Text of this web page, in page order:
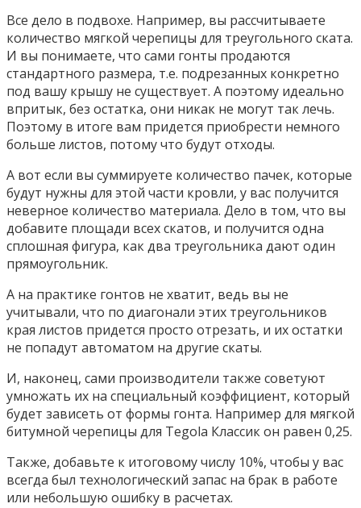
Все дело в подвохе. Например, вы рассчитываете
количество мягкой черепицы для треугольного ската.
И вы понимаете, что сами гонты продаются
стандартного размера, т.е. подрезанных конкретно
под вашу крышу не существует. А поэтому идеально
впритык, без остатка, они никак не могут так лечь.
Поэтому в итоге вам придется приобрести немного
больше листов, потому что будут отходы.
А вот если вы суммируете количество пачек, которые
будут нужны для этой части кровли, у вас получится
неверное количество материала. Дело в том, что вы
добавите площади всех скатов, и получится одна
сплошная фигура, как два треугольника дают один
прямоугольник.
А на практике гонтов не хватит, ведь вы не
учитывали, что по диагонали этих треугольников
края листов придется просто отрезать, и их остатки
не попадут автоматом на другие скаты.
И, наконец, сами производители также советуют
умножать их на специальный коэффициент, который
будет зависеть от формы гонта. Например для мягкой
битумной черепицы для Tegola Классик он равен 0,25.
Также, добавьте к итоговому числу 10%, чтобы у вас
всегда был технологический запас на брак в работе
или небольшую ошибку в расчетах.